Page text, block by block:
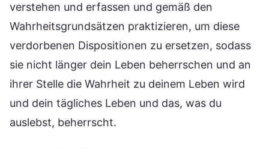
verstehen und erfassen und gemäß den
Wahrheitsgrundsätzen praktizieren, um diese
verdorbenen Dispositionen zu ersetzen, sodass
sie nicht länger dein Leben beherrschen und an
ihrer Stelle die Wahrheit zu deinem Leben wird
und dein tägliches Leben und das, was du
auslebst, beherrscht.